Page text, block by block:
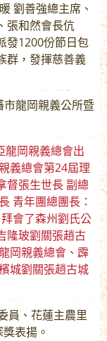
劉善強總主席、
張和然會長伉
發1200份節日包
群，發揮慈善義
龍岡親義公所暨
龍岡親義總會出
義總會第24屆理
督張生世長 副總
青年團總團長：
會了森州劉氏公
隆玻劉關張趙古
岡親義總會、霹
城劉關張趙古城
員、花蓮主農里
表揚。